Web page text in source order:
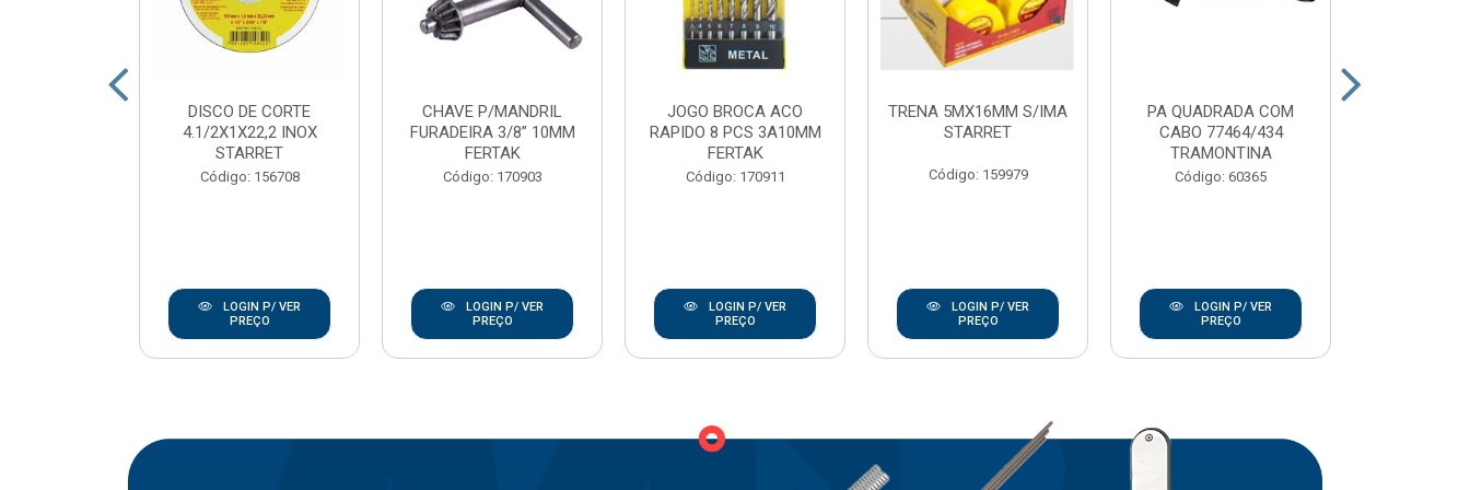
DISCO DE CORTE
4.1/2X1X22,2 INOX
STARRET
Código: 156708
LOGIN P/ VER
PREÇO
CHAVE P/MANDRIL
FURADEIRA 3/8” 10MM
FERTAK
Código: 170903
LOGIN P/ VER
PREÇO
JOGO BROCA ACO
RAPIDO 8 PCS 3A10MM
FERTAK
Código: 170911
LOGIN P/ VER
PREÇO
TRENA 5MX16MM S/IMA
STARRET
Código: 159979
LOGIN P/ VER
PREÇO
PA QUADRADA COM
CABO 77464/434
TRAMONTINA
Código: 60365
LOGIN P/ VER
PREÇO